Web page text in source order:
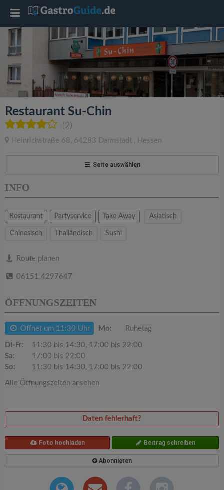
Restaurant Su-Chin
(2)
Heinrichstraße 68, 64283 Darmstadt , Hessen
Seite auswählen
INFO
Restaurant Partyservice Take Away Asiatisch
Chinesisch Thailändisch Sushi
Route planen
06151 4297647
ÖFFNUNGSZEITEN
Öffnet um 11:30 Uhr Mo: Ruhetag
Di-Fr:
11:30 bis 14:30, 17:00 bis 22:00
Sa:
17:00 bis 22:00
So:
11:30 bis 14:30, 17:00 bis 22:00
Alle Öffnungszeiten ansehen
Daten fehlerhaft?
Foto hochladen Beitrag schreiben
Abonnieren
T
g
g
l
e
a
v
g
a
t
o
n